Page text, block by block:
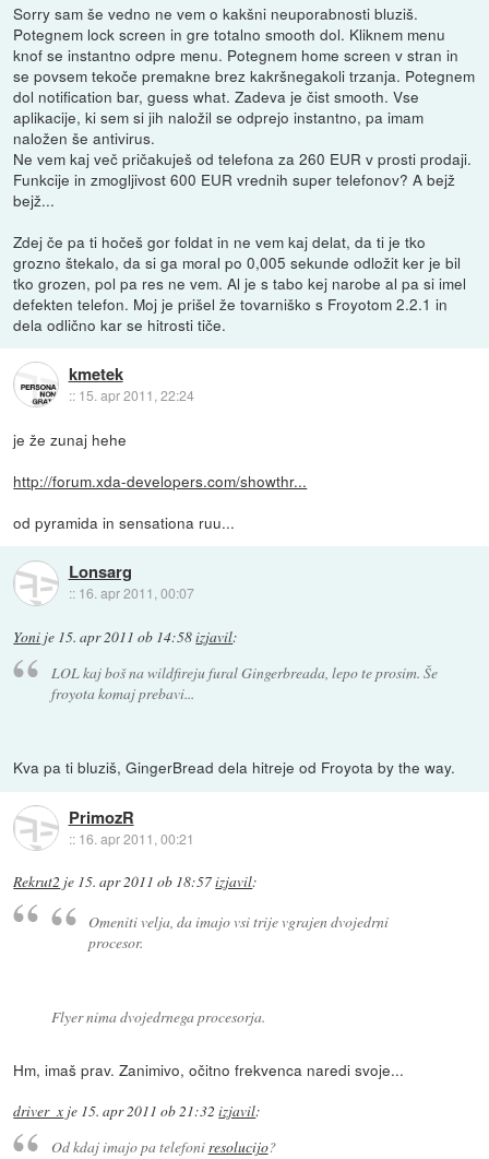
Sorry sam še vedno ne vem o kakšni neuporabnosti bluziš.
Potegnem lock screen in gre totalno smooth dol. Kliknem menu
knof se instantno odpre menu. Potegnem home screen v stran in
se povsem tekoče premakne brez kakršnegakoli trzanja. Potegnem
dol notification bar, guess what. Zadeva je čist smooth. Vse
aplikacije, ki sem si jih naložil se odprejo instantno, pa imam
naložen še antivirus.
Ne vem kaj več pričakuješ od telefona za 260 EUR v prosti prodaji.
Funkcije in zmogljivost 600 EUR vrednih super telefonov? A bejž
bejž...
Zdej če pa ti hočeš gor foldat in ne vem kaj delat, da ti je tko
grozno štekalo, da si ga moral po 0,005 sekunde odložit ker je bil
tko grozen, pol pa res ne vem. Al je s tabo kej narobe al pa si imel
defekten telefon. Moj je prišel že tovarniško s Froyotom 2.2.1 in
dela odlično kar se hitrosti tiče.
kmetek
:: 15. apr 2011, 22:24
je že zunaj hehe
http://forum.xda-developers.com/showthr...
od pyramida in sensationa ruu...
Lonsarg
:: 16. apr 2011, 00:07
Yoni je 15. apr 2011 ob 14:58izjavil:
LOL kaj boš na wildfireju fural Gingerbreada, lepo te prosim. Še
froyota komaj prebavi...
Kva pa ti bluziš, GingerBread dela hitreje od Froyota by the way.
PrimozR
:: 16. apr 2011, 00:21
Rekrut2 je 15. apr 2011 ob 18:57izjavil:
Omeniti velja, da imajo vsi trije vgrajen dvojedrni
procesor.
Flyer nima dvojedrnega procesorja.
Hm, imaš prav. Zanimivo, očitno frekvenca naredi svoje...
driver_x je 15. apr 2011 ob 21:32 izjavil:
Od kdaj imajo pa telefoniresolucijo?